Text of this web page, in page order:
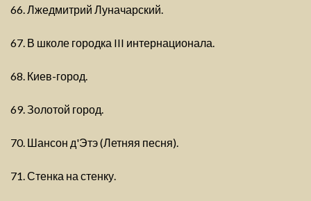
66. Лжедмитрий Луначарский.
67. В школе городка III интернационала.
68. Киев-город.
69. Золотой город.
70. Шансон д'Этэ (Летняя песня).
71. Стенка на стенку.